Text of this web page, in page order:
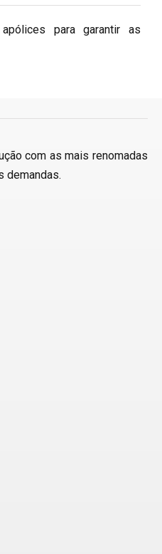
para garantir as
com as mais renomadas
demandas.